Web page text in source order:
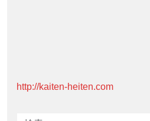
http://kaiten-heiten.com